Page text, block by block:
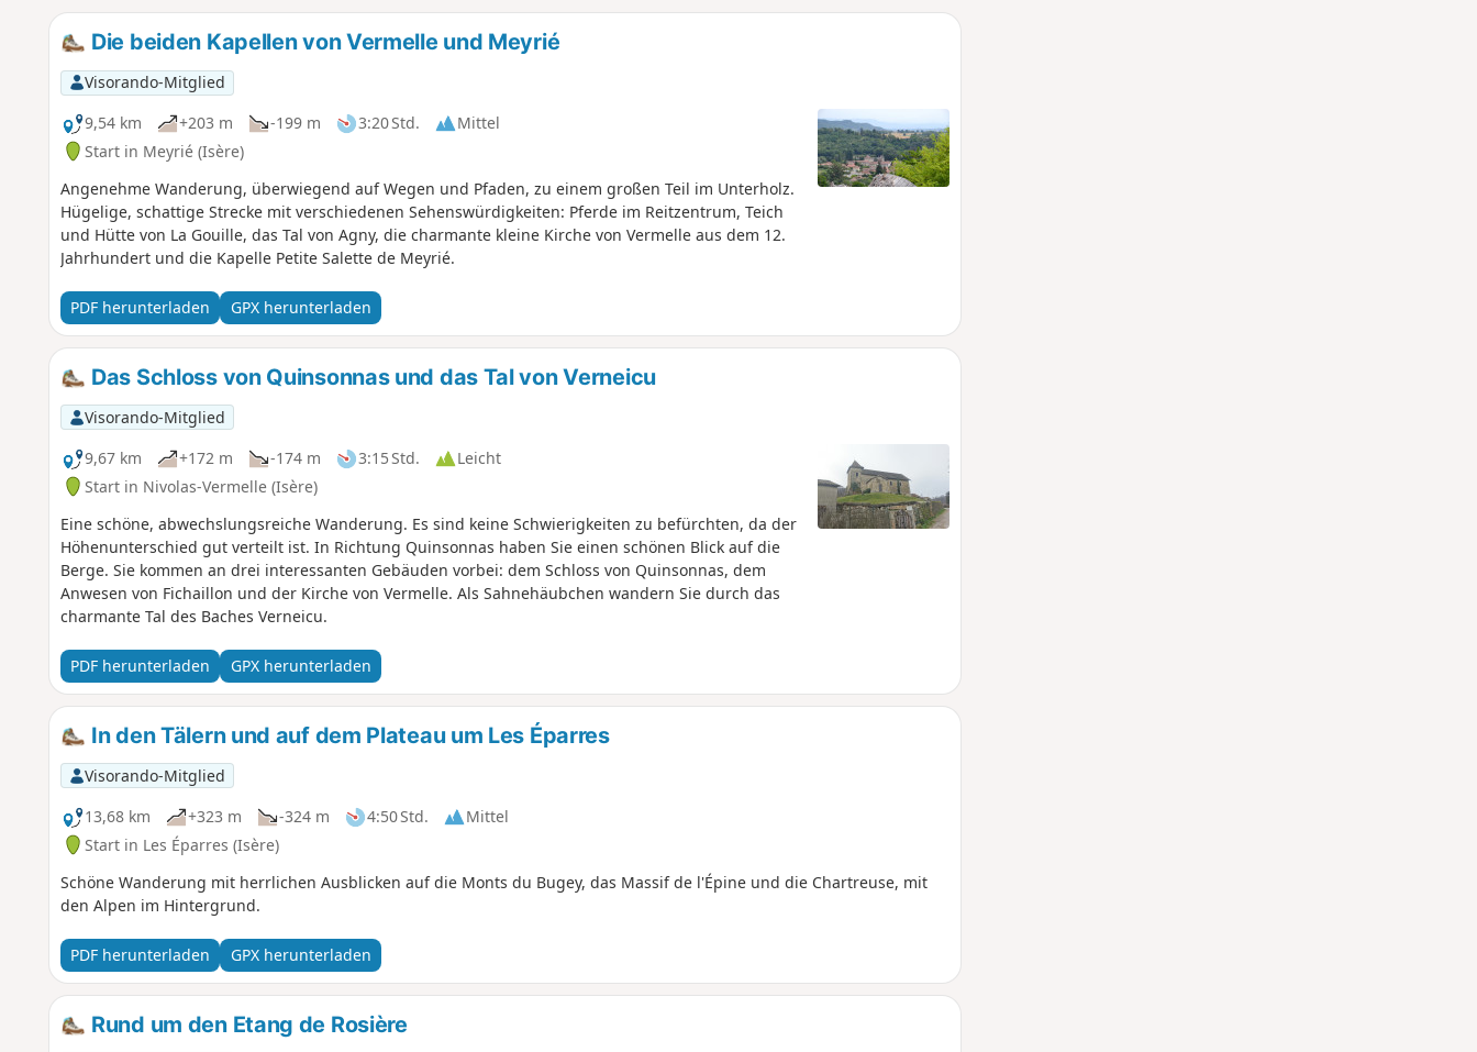
Die beiden Kapellen von Vermelle und Meyrié
Visorando-Mitglied
9,54 km
+203 m -199 m 3:20 Std.
Mittel
Start in Meyrié (Isère)
Angenehme Wanderung, überwiegend auf Wegen und Pfaden, zu einem großen Teil im Unterholz.
Hügelige, schattige Strecke mit verschiedenen Sehenswürdigkeiten: Pferde im Reitzentrum, Teich
und Hütte von La Gouille, das Tal von Agny, die charmante kleine Kirche von Vermelle aus dem 12.
Jahrhundert und die Kapelle Petite Salette de Meyrié.
PDF herunterladen GPX herunterladen
Das Schloss von Quinsonnas und das Tal von Verneicu
Visorando-Mitglied
9,67 km
+172 m -174 m 3:15 Std.
Leicht
Start in Nivolas-Vermelle (Isère)
Eine schöne, abwechslungsreiche Wanderung. Es sind keine Schwierigkeiten zu befürchten, da der
Höhenunterschied gut verteilt ist. In Richtung Quinsonnas haben Sie einen schönen Blick auf die
Berge. Sie kommen an drei interessanten Gebäuden vorbei: dem Schloss von Quinsonnas, dem
Anwesen von Fichaillon und der Kirche von Vermelle. Als Sahnehäubchen wandern Sie durch das
charmante Tal des Baches Verneicu.
PDF herunterladen GPX herunterladen
In den Tälern und auf dem Plateau um Les Éparres
Visorando-Mitglied
13,68 km
+323 m -324 m 4:50 Std.
Mittel
Start in Les Éparres (Isère)
Schöne Wanderung mit herrlichen Ausblicken auf die Monts du Bugey, das Massif de l'Épine und die Chartreuse, mit
den Alpen im Hintergrund.
PDF herunterladen GPX herunterladen
Rund um den Etang de Rosière